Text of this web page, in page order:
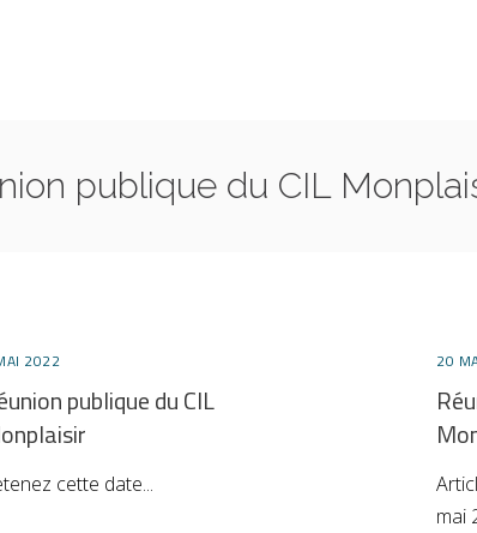
publique du CIL
2022
publique du CIL
cette date
20
mai